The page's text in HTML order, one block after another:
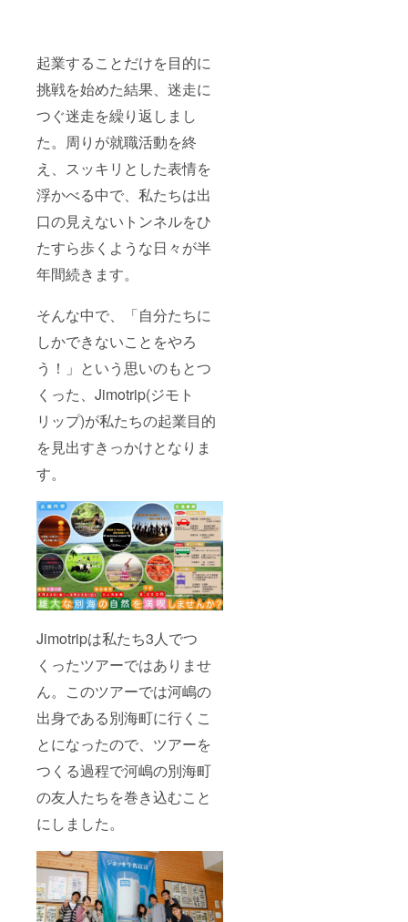
起業することだけを目的に
挑戦を始めた結果、迷走に
つぐ迷走を繰り返しまし
た。周りが就職活動を終
え、スッキリとした表情を
浮かべる中で、私たちは出
口の見えないトンネルをひ
たすら歩くような日々が半
年間続きます。
そんな中で、「自分たちに
しかできないことをやろ
う！」という思いのもとつ
くった、Jimotrip(ジモト
リップ)が私たちの起業目的
を見出すきっかけとなりま
す。
Jimotripは私たち3人でつ
くったツアーではありませ
ん。このツアーでは河嶋の
出身である別海町に行くこ
とになったので、ツアーを
つくる過程で河嶋の別海町
の友人たちを巻き込むこと
にしました。